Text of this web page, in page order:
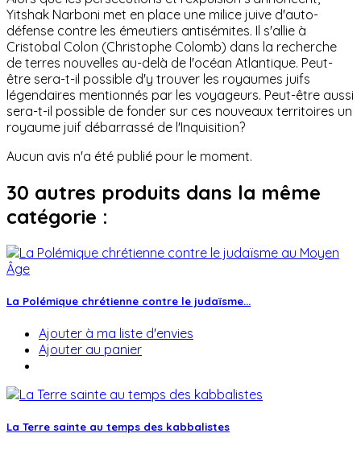
Yitshak Narboni met en place une milice juive d'auto-
défense contre les émeutiers antisémites. Il s'allie à
Cristobal Colon (Christophe Colomb) dans la recherche
de terres nouvelles au-delà de l'océan Atlantique. Peut-
être sera-t-il possible d'y trouver les royaumes juifs
légendaires mentionnés par les voyageurs. Peut-être aussi
sera-t-il possible de fonder sur ces nouveaux territoires un
royaume juif débarrassé de l'Inquisition?
Aucun avis n'a été publié pour le moment.
30 autres produits dans la même
catégorie :
La Polémique chrétienne contre le judaïsme...
Ajouter à ma liste d'envies
Ajouter au panier
La Terre sainte au temps des kabbalistes